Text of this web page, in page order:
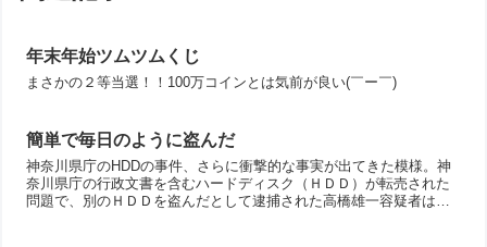
年末年始ツムツムくじ
まさかの２等当選！！100万コインとは気前が良い(￣ー￣)
簡単で毎日のように盗んだ
神奈川県庁のHDDの事件、さらに衝撃的な事実が出てきた模様。神
奈川県庁の行政文書を含むハードディスク（ＨＤＤ）が転売された
問題で、別のＨＤＤを盗んだとして逮捕された高橋雄一容疑者はブ